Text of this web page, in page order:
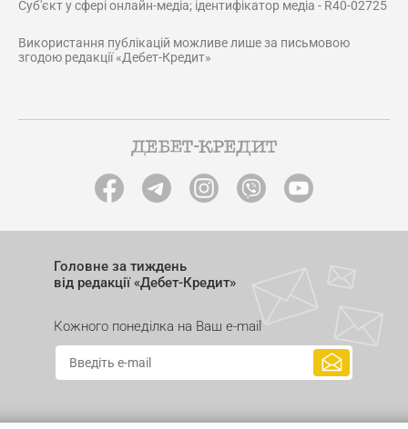
Суб'єкт у сфері онлайн-медіа; ідентифікатор медіа - R40-02725
Використання публікацій можливе лише за письмовою
згодою редакції «Дебет-Кредит»
Головне за тиждень
від редакції «Дебет-Кредит»
Кожного понеділка на Ваш e-mail